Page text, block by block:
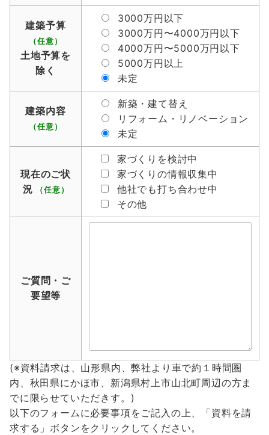
建築予算
（任意）
土地予算を
除く
3000万円以下
3000万円〜4000万円以下
4000万円〜5000万円以下
5000万円以上
未定
建築内容
（任意）
新築・建て替え
リフォーム・リノベーション
未定
現在のご状
況
（任意）
家づくりを検討中
家づくりの情報収集中
他社でも打ち合わせ中
その他
ご質問・ご
要望等
(※資料請求は、山形県内、弊社より車で約１時間圏
内、秋田県にかほ市、新潟県村上市山北町周辺の方ま
でに限らせていただきす。)
以下のフォームに必要事項をご記入の上、「資料を請
求する」ボタンをクリックしてください。